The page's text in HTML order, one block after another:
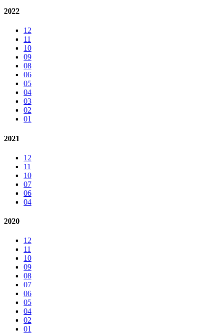
2022
12
11
10
09
08
06
05
04
03
02
01
2021
12
11
10
07
06
04
2020
12
11
10
09
08
07
06
05
04
02
01